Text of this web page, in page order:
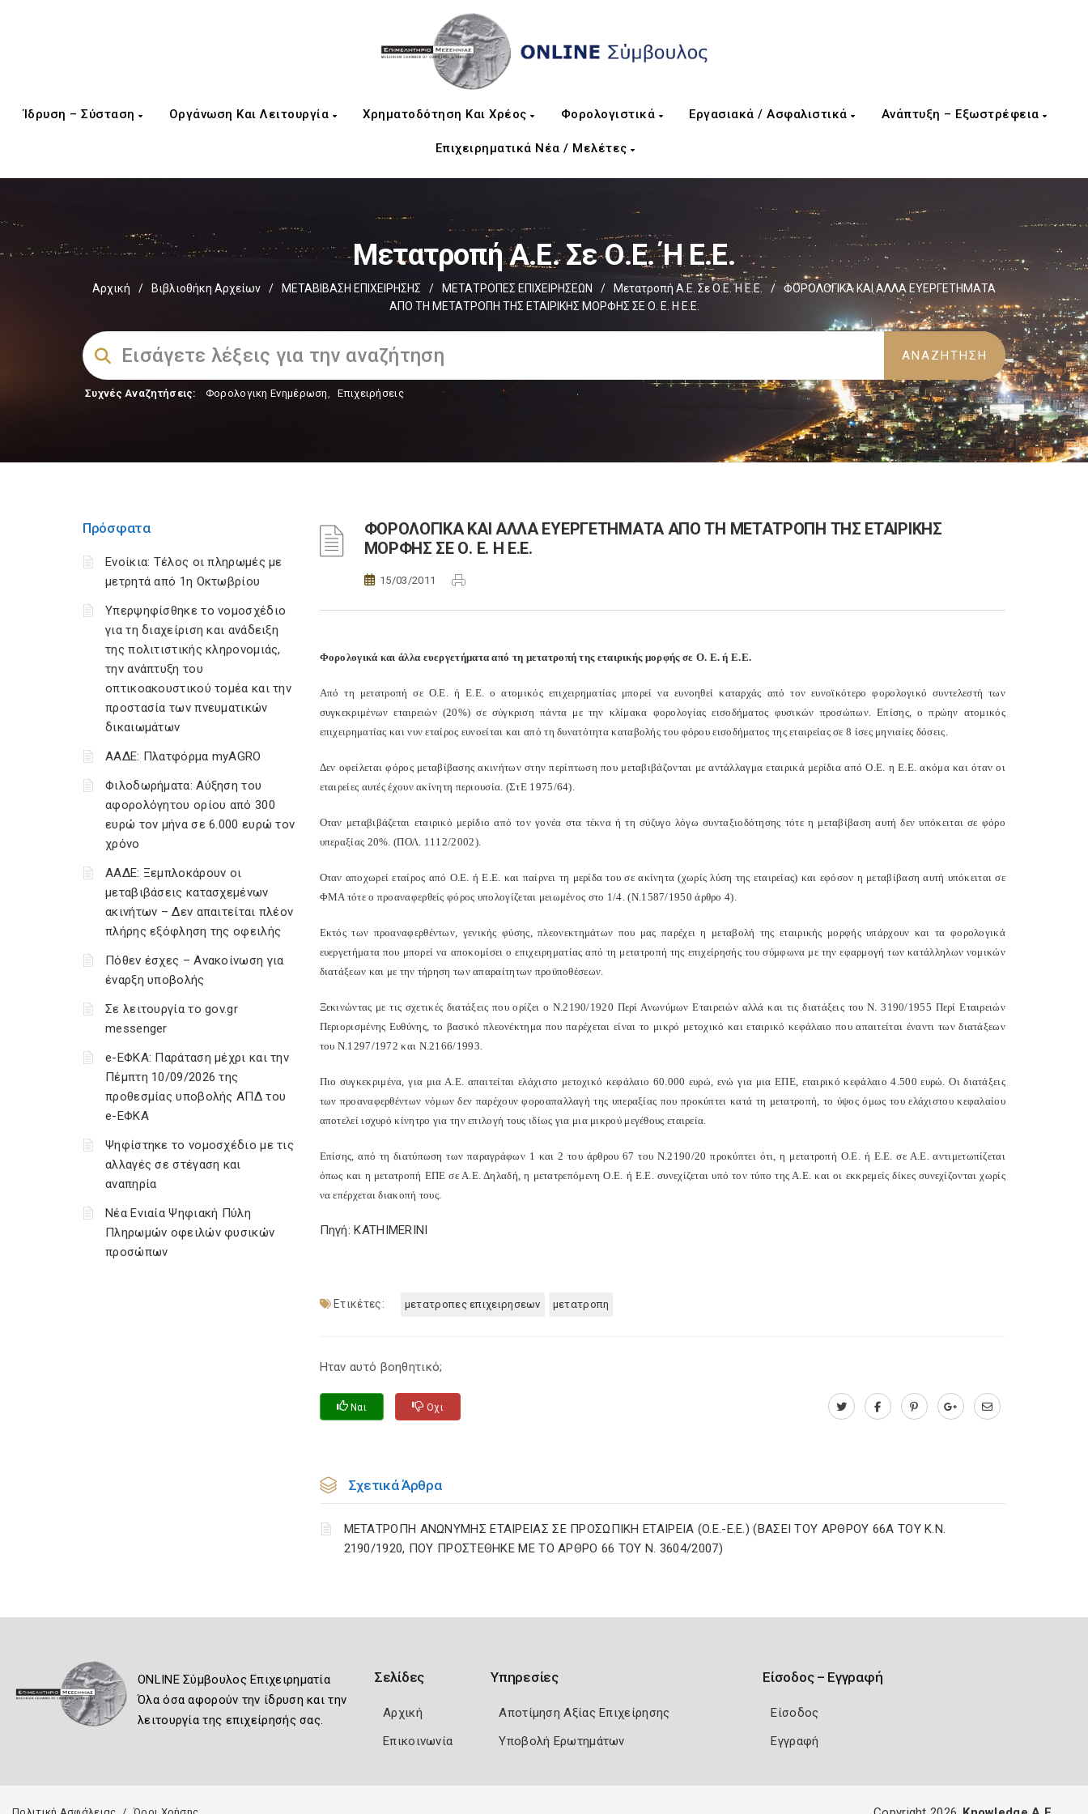
Ίδρυση – Σύσταση Οργάνωση Και Λειτουργία Χρηματοδότηση Και Χρέος Φορολογιστικά Εργασιακά / Ασφαλιστικά Ανάπτυξη – Εξωστρέφεια
Επιχειρηματικά Νέα / Μελέτες
Μετατροπή Α.Ε. Σε Ο.Ε. Ή Ε.Ε.
Αρχική / Βιβλιοθήκη Αρχείων / ΜΕΤΑΒΙΒΑΣΗ ΕΠΙΧΕIΡΗΣΗΣ / ΜΕΤΑΤΡΟΠΕΣ ΕΠΙΧΕΙΡΗΣΕΩΝ / Μετατροπή Α.Ε. Σε Ο.Ε. Ή Ε.Ε. /
ΦΟΡΟΛΟΓΙΚΑ ΚΑΙ ΑΛΛΑ ΕΥΕΡΓΕΤΗΜΑΤΑ
ΑΠΟ ΤΗ ΜΕΤΑΤΡΟΠΗ ΤΗΣ ΕΤΑΙΡΙΚΗΣ ΜΟΡΦΗΣ ΣΕ Ο. Ε. Η Ε.Ε.
Συχνές Αναζητήσεις: Φορολογικη Ενημέρωση, Επιχειρήσεις
Πρόσφατα
Ενοίκια: Τέλος οι πληρωμές με
μετρητά από 1η Οκτωβρίου
Υπερψηφίσθηκε το νομοσχέδιο
για τη διαχείριση και ανάδειξη
της πολιτιστικής κληρονομιάς,
την ανάπτυξη του
οπτικοακουστικού τομέα και την
προστασία των πνευματικών
δικαιωμάτων
ΑΑΔΕ: Πλατφόρμα myAGRO
Φιλοδωρήματα: Αύξηση του
αφορολόγητου ορίου από 300
ευρώ τον μήνα σε 6.000 ευρώ τον
χρόνο
ΑΑΔΕ: Ξεμπλοκάρουν οι
μεταβιβάσεις κατασχεμένων
ακινήτων – Δεν απαιτείται πλέον
πλήρης εξόφληση της οφειλής
Πόθεν έσχες – Ανακοίνωση για
έναρξη υποβολής
Σε λειτουργία το gov.gr
messenger
e-ΕΦΚΑ: Παράταση μέχρι και την
Πέμπτη 10/09/2026 της
προθεσμίας υποβολής ΑΠΔ του
e-ΕΦΚΑ
Ψηφίστηκε το νομοσχέδιο με τις
αλλαγές σε στέγαση και
αναπηρία
Νέα Ενιαία Ψηφιακή Πύλη
Πληρωμών οφειλών φυσικών
προσώπων
ΦΟΡΟΛΟΓΙΚΑ ΚΑΙ ΑΛΛΑ ΕΥΕΡΓΕΤΗΜΑΤΑ ΑΠΟ ΤΗ ΜΕΤΑΤΡΟΠΗ ΤΗΣ ΕΤΑΙΡΙΚΗΣ
ΜΟΡΦΗΣ ΣΕ Ο. Ε. Η Ε.Ε.
15/03/2011
Φορολογικά και άλλα ευεργετήματα από τη μετατροπή της εταιρικής μορφής σε Ο. Ε. ή Ε.Ε.
Aπό τη μετατροπή σε Ο.Ε. ή Ε.Ε. ο ατομικός επιχειρηματίας μπορεί να ευνοηθεί καταρχάς από τον ευνοϊκότερο φορολογικό συντελεστή των
συγκεκριμένων εταιρειών (20%) σε σύγκριση πάντα με την κλίμακα φορολογίας εισοδήματος φυσικών προσώπων. Επίσης, ο πρώην ατομικός
επιχειρηματίας και νυν εταίρος ευνοείται και από τη δυνατότητα καταβολής του φόρου εισοδήματος της εταιρείας σε 8 ίσες μηνιαίες δόσεις.
Δεν οφείλεται φόρος μεταβίβασης ακινήτων στην περίπτωση που μεταβιβάζονται με αντάλλαγμα εταιρικά μερίδια από Ο.Ε. η Ε.Ε. ακόμα και όταν οι
εταιρείες αυτές έχουν ακίνητη περιουσία. (ΣτΕ 1975/64).
Οταν μεταβιβάζεται εταιρικό μερίδιο από τον γονέα στα τέκνα ή τη σύζυγο λόγω συνταξιοδότησης τότε η μεταβίβαση αυτή δεν υπόκειται σε φόρο
υπεραξίας 20%. (ΠΟΛ. 1112/2002).
Οταν αποχωρεί εταίρος από Ο.Ε. ή Ε.Ε. και παίρνει τη μερίδα του σε ακίνητα (χωρίς λύση της εταιρείας) και εφόσον η μεταβίβαση αυτή υπόκειται σε
ΦΜΑ τότε ο προαναφερθείς φόρος υπολογίζεται μειωμένος στο 1/4. (Ν.1587/1950 άρθρο 4).
Εκτός των προαναφερθέντων, γενικής φύσης, πλεονεκτημάτων που μας παρέχει η μεταβολή της εταιρικής μορφής υπάρχουν και τα φορολογικά
ευεργετήματα που μπορεί να αποκομίσει ο επιχειρηματίας από τη μετατροπή της επιχείρησής του σύμφωνα με την εφαρμογή των κατάλληλων νομικών
διατάξεων και με την τήρηση των απαραίτητων προϋποθέσεων.
Ξεκινώντας με τις σχετικές διατάξεις που ορίζει ο Ν.2190/1920 Περί Ανωνύμων Εταιρειών αλλά και τις διατάξεις του Ν. 3190/1955 Περί Εταιρειών
Περιορισμένης Ευθύνης, το βασικό πλεονέκτημα που παρέχεται είναι το μικρό μετοχικό και εταιρικό κεφάλαιο που απαιτείται έναντι των διατάξεων
του Ν.1297/1972 και Ν.2166/1993.
Πιο συγκεκριμένα, για μια Α.Ε. απαιτείται ελάχιστο μετοχικό κεφάλαιο 60.000 ευρώ, ενώ για μια ΕΠΕ, εταιρικό κεφάλαιο 4.500 ευρώ. Οι διατάξεις
των προαναφερθέντων νόμων δεν παρέχουν φοροαπαλλαγή της υπεραξίας που προκύπτει κατά τη μετατροπή, το ύψος όμως του ελάχιστου κεφαλαίου
αποτελεί ισχυρό κίνητρο για την επιλογή τους ιδίως για μια μικρού μεγέθους εταιρεία.
Επίσης, από τη διατύπωση των παραγράφων 1 και 2 του άρθρου 67 του Ν.2190/20 προκύπτει ότι, η μετατροπή Ο.Ε. ή Ε.Ε. σε Α.Ε. αντιμετωπίζεται
όπως και η μετατροπή ΕΠΕ σε Α.Ε. Δηλαδή, η μετατρεπόμενη Ο.Ε. ή Ε.Ε. συνεχίζεται υπό τον τύπο της Α.Ε. και οι εκκρεμείς δίκες συνεχίζονται χωρίς
να επέρχεται διακοπή τους.
Πηγή: KATHIMERINI
Ετικέτες: μετατροπες επιχειρησεων μετατροπη
Ηταν αυτό βοηθητικό;
Ναι Οχι
Σχετικά Άρθρα
MΕΤΑΤΡΟΠΗ AΝΩΝΥΜΗΣ EΤΑΙΡΕΙΑΣ ΣΕ ΠΡΟΣΩΠΙΚΗ EΤΑΙΡΕΙΑ (O.E.-E.E.) (ΒΑΣΕΙ ΤΟΥ ΑΡΘΡΟΥ 66Α ΤΟΥ K.N.
2190/1920, ΠΟΥ ΠΡΟΣΤΕΘΗΚΕ ΜΕ ΤΟ ΑΡΘΡΟ 66 ΤΟΥ N. 3604/2007)
ONLINE Σύμβουλος Επιχειρηματία
Όλα όσα αφορούν την ίδρυση και την
λειτουργία της επιχείρησής σας.
Σελίδες
Αρχική
Επικοινωνία
Υπηρεσίες
Αποτίμηση Αξίας Επιχείρησης
Υποβολή Ερωτημάτων
Είσοδος – Εγγραφή
Είσοδος
Εγγραφή